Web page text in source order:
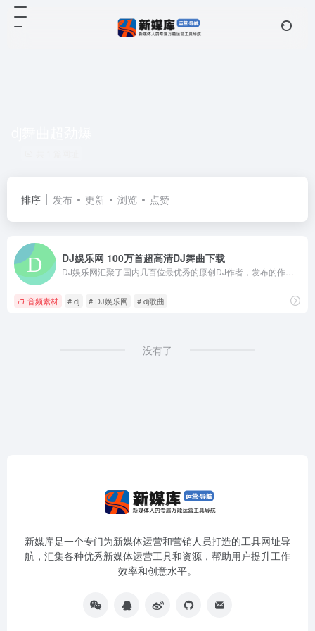
排序 发布 更新 浏览 点赞
DJ娱乐网 100万首超高清DJ舞曲下载
音频素材 # dj # DJ娱乐网 # dj歌曲
没有了
新媒库是一个专门为新媒体运营和营销人员打造的工具网址导
航，汇集各种优秀新媒体运营工具和资源，帮助用户提升工作
效率和创意水平。